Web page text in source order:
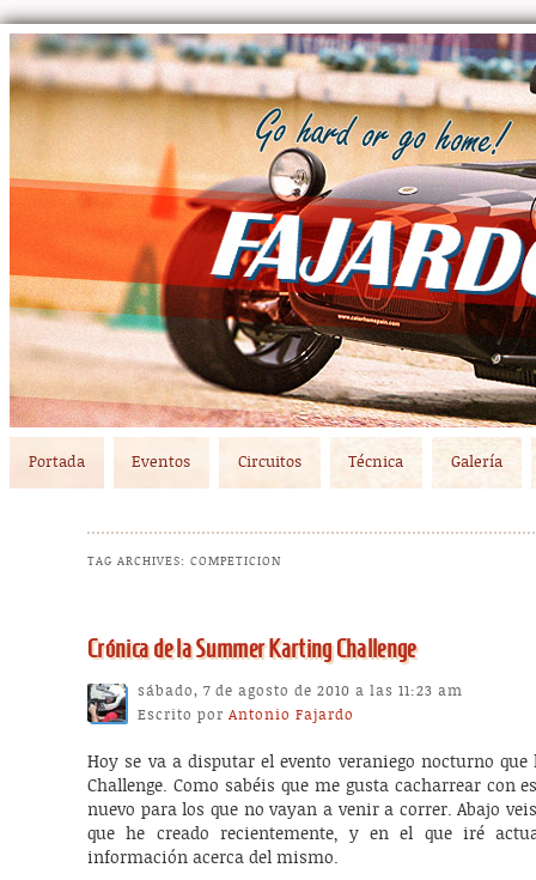
Skip to primary content
Skip to secondary content
Portada Eventos Circuitos Técnica Galería
TAG ARCHIVES:COMPETICION
Crónica de la Summer Karting Challenge
sábado, 7 de agosto de 2010 a las 11:23 am
Escrito porAntonio Fajardo
Hoy se va a disputar el evento veraniego nocturno
Challenge. Como sabéis que me gusta cacharrear con
nuevo para los que no vayan a venir a correr. Abajo
que he creado recientemente, y en el que iré
información acerca del mismo.